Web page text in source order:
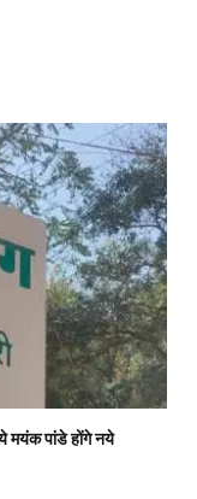
मयंक पांडे होंगे नये